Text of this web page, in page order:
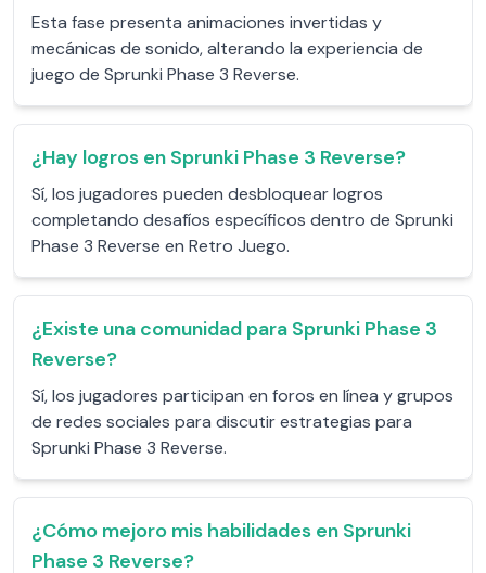
Esta fase presenta animaciones invertidas y
mecánicas de sonido, alterando la experiencia de
juego de Sprunki Phase 3 Reverse.
¿Hay logros en Sprunki Phase 3 Reverse?
Sí, los jugadores pueden desbloquear logros
completando desafíos específicos dentro de Sprunki
Phase 3 Reverse en Retro Juego.
¿Existe una comunidad para Sprunki Phase 3
Reverse?
Sí, los jugadores participan en foros en línea y grupos
de redes sociales para discutir estrategias para
Sprunki Phase 3 Reverse.
¿Cómo mejoro mis habilidades en Sprunki
Phase 3 Reverse?